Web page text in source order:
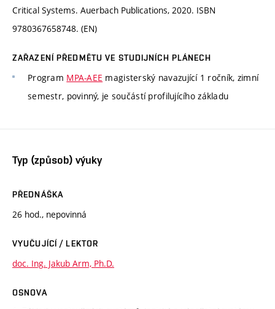
Critical Systems. Auerbach Publications, 2020. ISBN
9780367658748. (EN)
ZAŘAZENÍ PŘEDMĚTU VE STUDIJNÍCH PLÁNECH
Program MPA-AEE magisterský navazující 1 ročník, zimní
semestr, povinný, je součástí profilujícího základu
Typ (způsob) výuky
PŘEDNÁŠKA
26 hod., nepovinná
VYUČUJÍCÍ / LEKTOR
doc. Ing. Jakub Arm, Ph.D.
OSNOVA